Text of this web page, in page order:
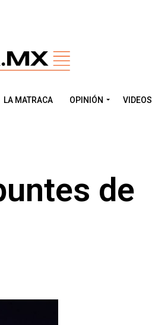
LA MATRACA OPINIÓN VIDEOS
de